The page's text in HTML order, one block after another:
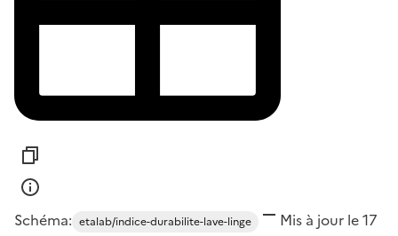
Schéma: etalab/indice-durabilite-lave-linge
Mis à jour le 17